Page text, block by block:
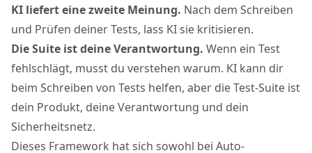
KI liefert eine zweite Meinung. Nach dem Schreiben
und Prüfen deiner Tests, lass KI sie kritisieren.
Die Suite ist deine Verantwortung. Wenn ein Test
fehlschlägt, musst du verstehen warum. KI kann dir
beim Schreiben von Tests helfen, aber die Test-Suite ist
dein Produkt, deine Verantwortung und dein
Sicherheitsnetz.
Dieses Framework hat sich sowohl bei Auto-